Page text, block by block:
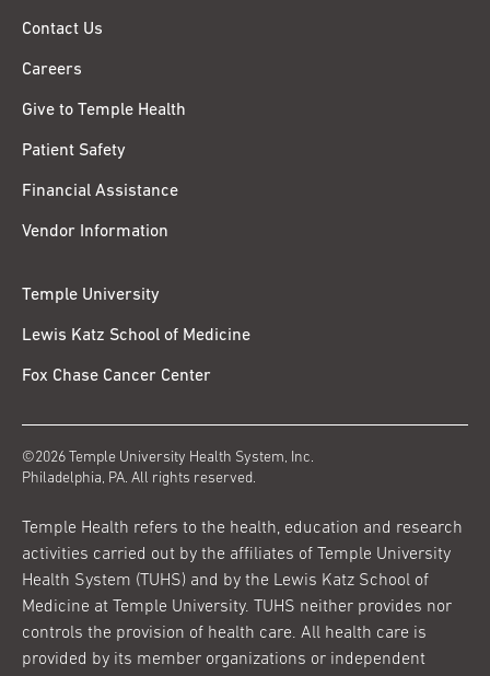
Contact Us
Careers
Give to Temple Health
Patient Safety
Financial Assistance
Vendor Information
Temple University
Lewis Katz School of Medicine
Fox Chase Cancer Center
©2026 Temple University Health System, Inc.
Philadelphia, PA. All rights reserved.
Temple Health refers to the health, education and research
activities carried out by the affiliates of Temple University
Health System (TUHS) and by the Lewis Katz School of
Medicine at Temple University. TUHS neither provides nor
controls the provision of health care. All health care is
provided by its member organizations or independent